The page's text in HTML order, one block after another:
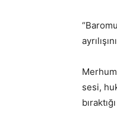
sesi,